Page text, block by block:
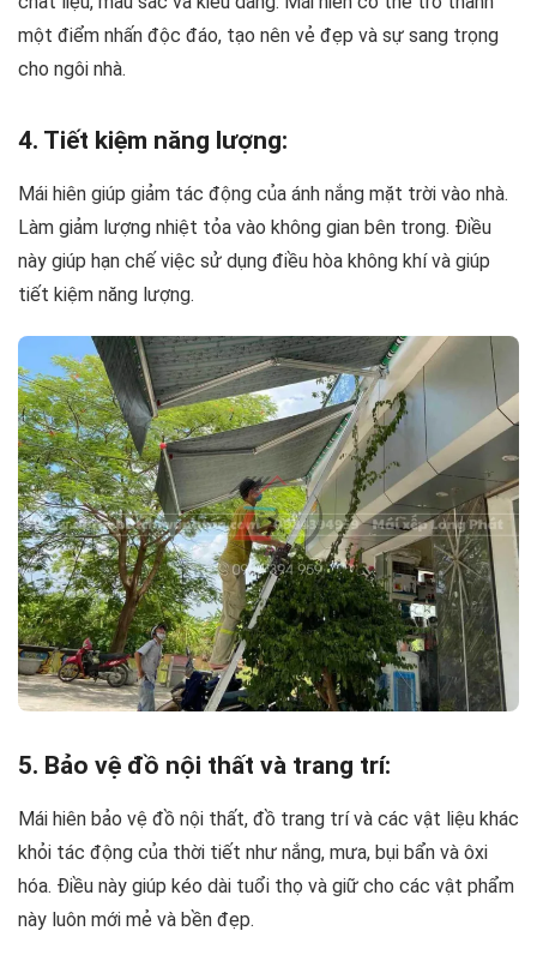
một điểm nhấn độc đáo, tạo nên vẻ đẹp và sự sang trọng
cho ngôi nhà.
4. Tiết kiệm năng lượng:
Mái hiên giúp giảm tác động của ánh nắng mặt trời vào nhà.
Làm giảm lượng nhiệt tỏa vào không gian bên trong. Điều
này giúp hạn chế việc sử dụng điều hòa không khí và giúp
tiết kiệm năng lượng.
5. Bảo vệ đồ nội thất và trang trí:
Mái hiên bảo vệ đồ nội thất, đồ trang trí và các vật liệu khác
khỏi tác động của thời tiết như nắng, mưa, bụi bẩn và ôxi
hóa. Điều này giúp kéo dài tuổi thọ và giữ cho các vật phẩm
này luôn mới mẻ và bền đẹp.